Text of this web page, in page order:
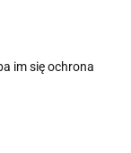
im się ochrona